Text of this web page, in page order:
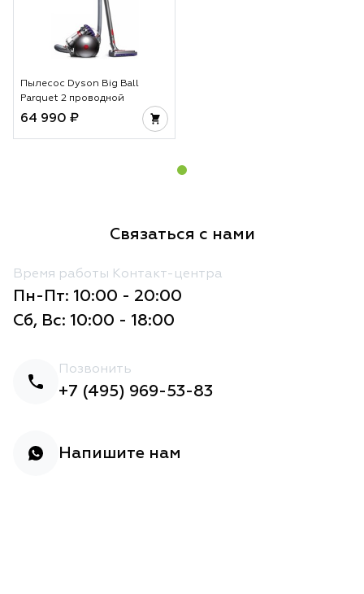
Пылесос Dyson Big Ball
Parquet 2 проводной
64 990 ₽
Связаться с нами
Время работы Контакт-центра
Пн-Пт: 10:00 - 20:00
Сб, Вс: 10:00 - 18:00
Позвонить
+7 (495) 969-53-83
Напишите нам